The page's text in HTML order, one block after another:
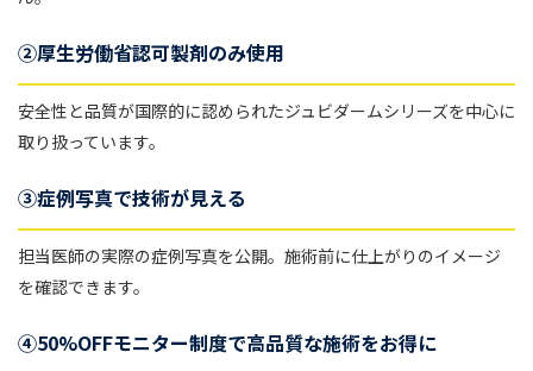
②厚生労働省認可製剤のみ使用
安全性と品質が国際的に認められたジュビダームシリーズを中心に
取り扱っています。
③症例写真で技術が見える
担当医師の実際の症例写真を公開。施術前に仕上がりのイメージ
を確認できます。
④50%OFFモニター制度で高品質な施術をお得に